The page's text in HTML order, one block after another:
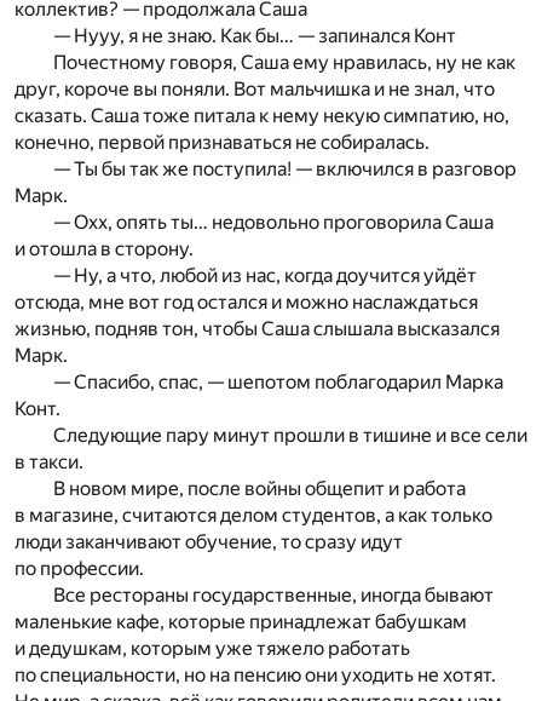
коллектив? — продолжала Саша
— Нууу, я не знаю. Как бы… — запинался Конт
Почестному говоря, Саша ему нравилась, ну не как
друг, короче вы поняли. Вот мальчишка и не знал, что
сказать. Саша тоже питала к нему некую симпатию, но,
конечно, первой признаваться не собиралась.
— Ты бы так же поступила! — включился в разговор
Марк.
— Охх, опять ты… недовольно проговорила Саша
и отошла в сторону.
— Ну, а что, любой из нас, когда доучится уйдёт
отсюда, мне вот год остался и можно наслаждаться
жизнью, подняв тон, чтобы Саша слышала высказался
Марк.
— Спасибо, спас, — шепотом поблагодарил Марка
Конт.
Следующие пару минут прошли в тишине и все сели
в такси.
В новом мире, после войны общепит и работа
в магазине, считаются делом студентов, а как только
люди заканчивают обучение, то сразу идут
по профессии.
Все рестораны государственные, иногда бывают
маленькие кафе, которые принадлежат бабушкам
и дедушкам, которым уже тяжело работать
по специальности, но на пенсию они уходить не хотят.